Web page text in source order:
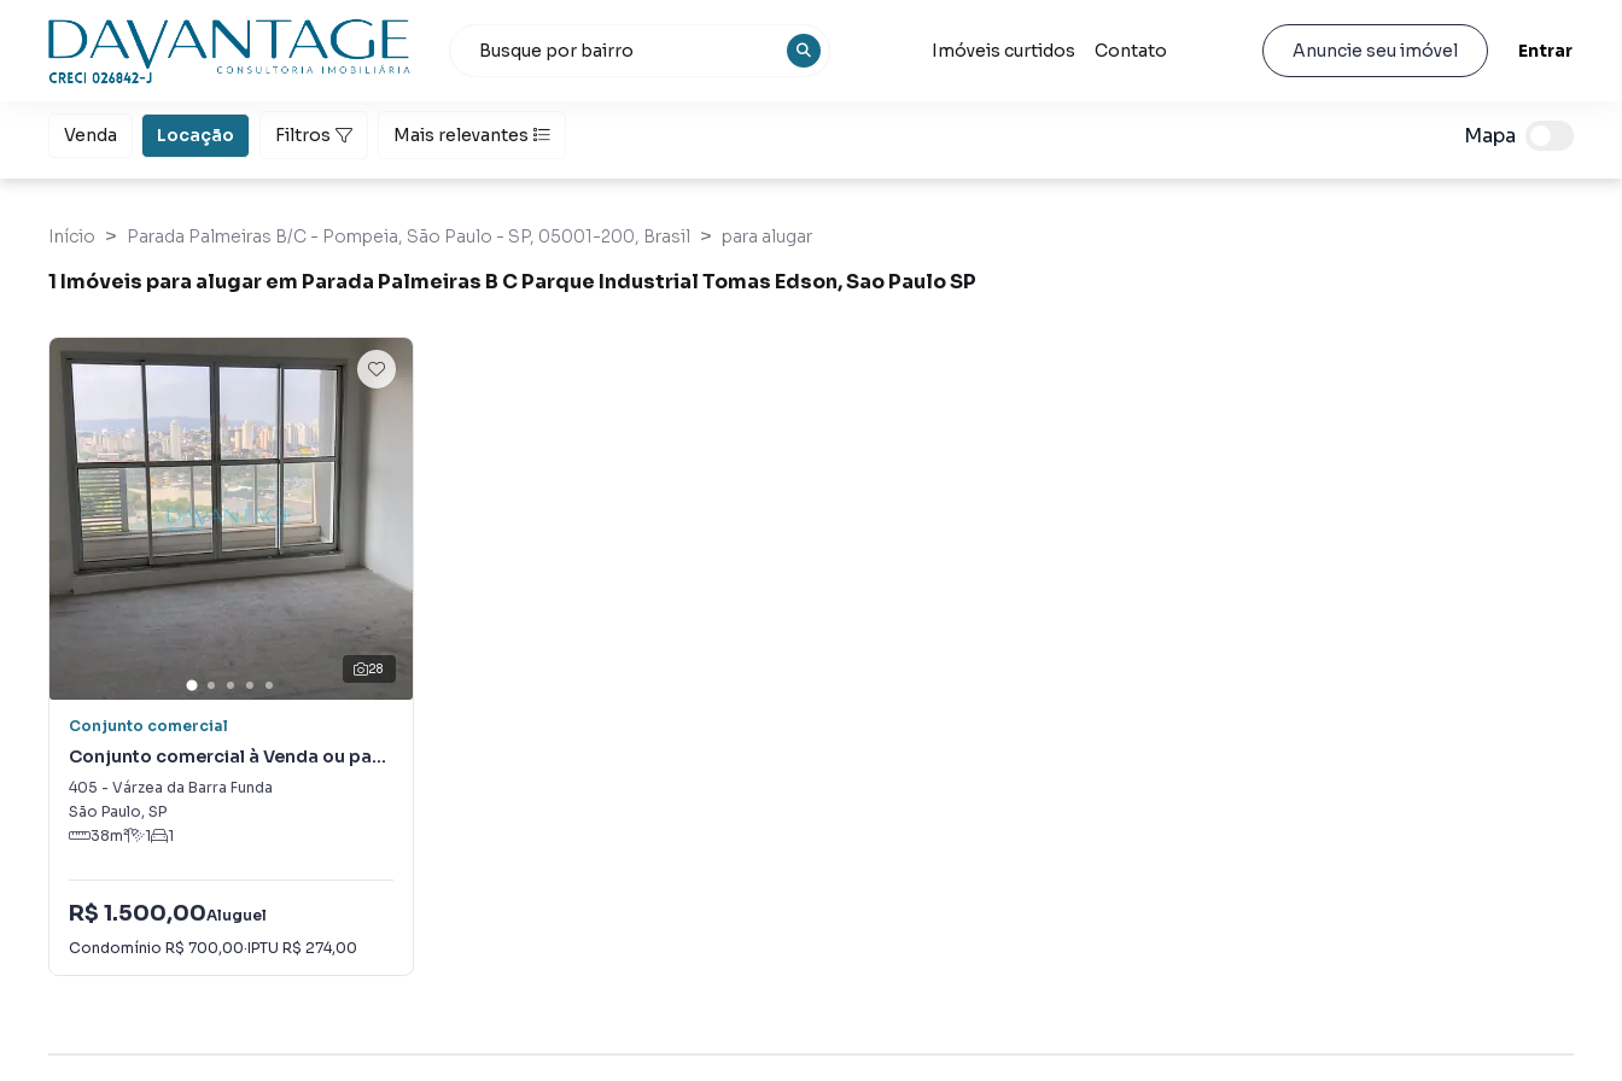
Imóveis curtidos Contato Anuncie seu imóvel Entrar
Venda Locação Filtros Mais relevantes Mapa
Início Parada Palmeiras B/C - Pompeia, São Paulo - SP, 05001-200, Brasil para alugar
1 Imóveis para alugar em Parada Palmeiras B C Parque Industrial Tomas Edson, Sao Paulo SP
28
Conjunto comercial
Conjunto comercial à Venda ou para
Alugar em Várzea da Barra Funda
405 - Várzea da Barra Funda
São Paulo, SP
38m² 1 1
R$ 1.500,00Aluguel
Condomínio R$ 700,00·IPTU R$ 274,00